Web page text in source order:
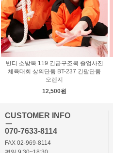
반티 소방복 119 긴급구조복 졸업사진
체육대회 상의단품 BT-237 긴팔단품
오렌지
12,500원
CUSTOMER INFO
ㅡ
070-7633-8114
FAX 02-969-8114